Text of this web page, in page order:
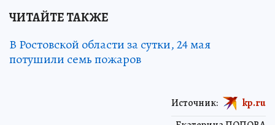
ЧИТАЙТЕ ТАКЖЕ
В Ростовской области за сутки, 24 мая
потушили семь пожаров
Источник: kp.ru